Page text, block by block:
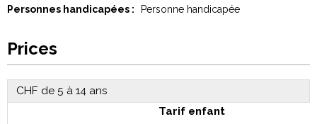
Personnes handicapées :
Personne handicapée
Prices
CHF de 5 à 14 ans
Tarif enfant